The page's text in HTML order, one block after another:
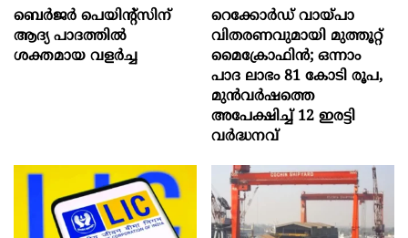
ബെർജർ പെയിന്റ്സിന്
ആദ്യ പാദത്തിൽ
ശക്തമായ വളർച്ച
റെക്കോർഡ് വായ്പാ
വിതരണവുമായി മുത്തൂറ്റ്
മൈക്രോഫിൻ; ഒന്നാം
പാദ ലാഭം 81 കോടി രൂപ,
മുൻവർഷത്തെ
അപേക്ഷിച്ച് 12 ഇരട്ടി
വർദ്ധനവ്